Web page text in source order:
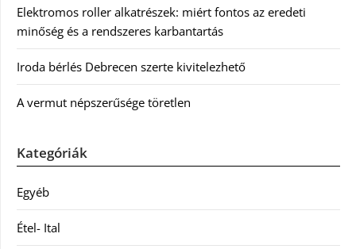
Elektromos roller alkatrészek: miért fontos az eredeti
minőség és a rendszeres karbantartás
Iroda bérlés Debrecen szerte kivitelezhető
A vermut népszerűsége töretlen
Kategóriák
Egyéb
Étel- Ital